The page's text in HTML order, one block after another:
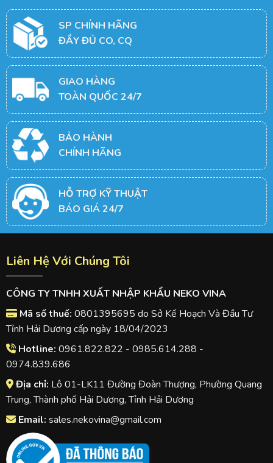
SP CHÍNH HÃNG
ĐẦY ĐỦ CO, CQ
GIAO HÀNG
TOÀN QUỐC 24/7
BẢO HÀNH
CHÍNH HÃNG
HỖ TRỢ KỸ THUẬT
BÁO GIÁ 24/7
Liên Hệ Với Chúng Tôi
CÔNG TY TNHH XUẤT NHẬP KHẨU NEKO VINA
Mã số thuế: 0801395695 do Sở Kế Hoạch Và Đầu Tư
Tỉnh Hải Dương cấp ngày 18/04/2023
Hotline: 0961.822.822 - 0985.614.288 -
0974.839.686
Địa chỉ: Lô 01-LK11 Đường Đoàn Thượng, Phường Quang
Trung, Thành phố Hải Dương, Tỉnh Hải Dương
Email: sales.nekovina@gmail.com